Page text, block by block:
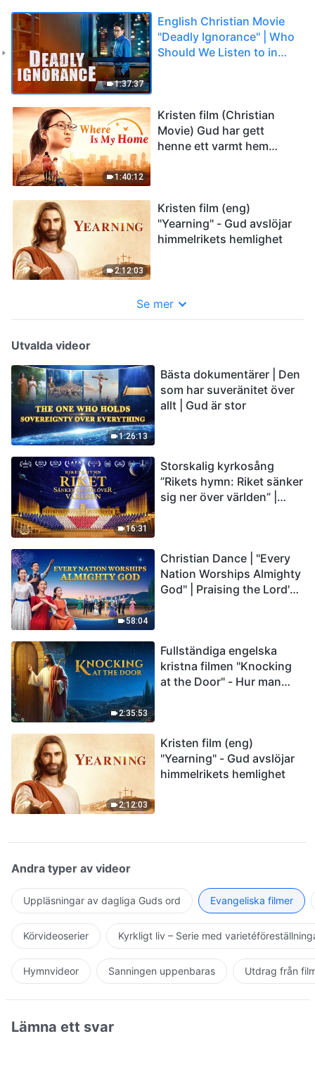
1:37:37
English Christian Movie
"Deadly Ignorance" | Who
Should We Listen to in
1:40:12
Kristen film (Christian
Movie) Gud har gett
henne ett varmt hem
2:12:03
Kristen film (eng)
"Yearning" - Gud avslöjar
himmelrikets hemlighet
Se mer
Utvalda videor
1:26:13
Bästa dokumentärer | Den
som har suveränitet över
allt | Gud är stor
16:31
Storskalig kyrkosång
”Rikets hymn: Riket sänker
sig ner över världen” |
58:04
Christian Dance | "Every
Nation Worships Almighty
God" | Praising the Lord's
2:35:53
Fullständiga engelska
kristna filmen "Knocking
at the Door" - Hur man
2:12:03
Kristen film (eng)
"Yearning" - Gud avslöjar
himmelrikets hemlighet
Andra typer av videor
Uppläsningar av dagliga Guds ord Evangeliska filmer
Körvideoserier Kyrkligt liv – Serie med
Hymnvideor Sanningen uppenbaras Utdrag från
Lämna ett svar